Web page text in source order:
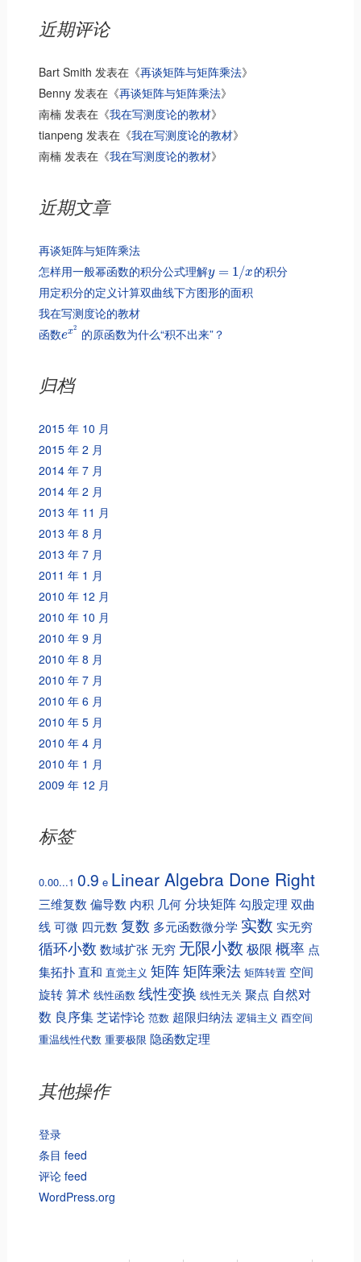
近期评论
Bart Smith 发表在《再谈矩阵与矩阵乘法》
Benny发表在《再谈矩阵与矩阵乘法》
南楠发表在《我在写测度论的教材》
tianpeng 发表在《我在写测度论的教材》
南楠发表在《我在写测度论的教材》
近期文章
再谈矩阵与矩阵乘法
怎样用一般幂函数的积分公式理解y = 1/x的积分
用定积分的定义计算双曲线下方图形的面积
我在写测度论的教材
函数ex2 的原函数为什么“积不出来”？
归档
2015 年 10 月
2015 年 2 月
2014 年 7 月
2014 年 2 月
2013 年 11 月
2013 年 8 月
2013 年 7 月
2011 年 1 月
2010 年 12 月
2010 年 10 月
2010 年 9 月
2010 年 8 月
2010 年 7 月
2010 年 6 月
2010 年 5 月
2010 年 4 月
2010 年 1 月
2009 年 12 月
标签
0.00...1 0.9 e Linear Algebra Done Right
三维复数 偏导数 内积 几何分块矩阵勾股定理 双曲
线可微 四元数 复数 多元函数微分学 实数 实无穷
循环小数 数域扩张无穷 无限小数 极限 概率 点
集拓扑直和 直觉主义 矩阵矩阵乘法 矩阵转置 空间
旋转算术 线性函数 线性变换 线性无关 聚点 自然对
数 良序集芝诺悖论 范数 超限归纳法 逻辑主义 酉空间
重温线性代数 重要极限 隐函数定理
其他操作
登录
条目 feed
评论 feed
WordPress.org